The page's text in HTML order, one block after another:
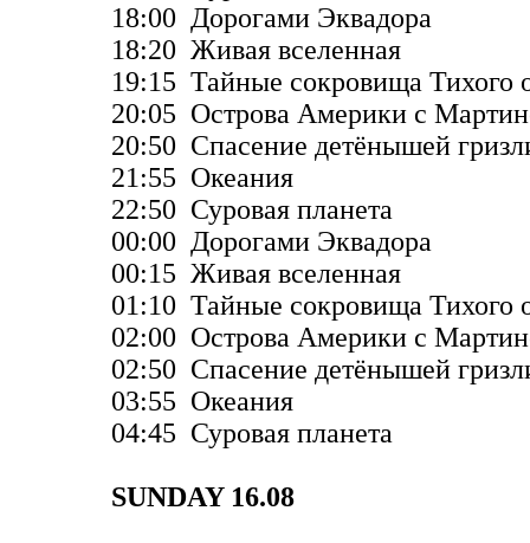
18:00 Дорогами Эквадора
18:20 Живая вселенная
19:15 Тайные сокровища Тихого
20:05 Острова Америки с
20:50 Спасение детёнышей
21:55 Океания
22:50 Суровая планета
00:00 Дорогами Эквадора
00:15 Живая вселенная
01:10 Тайные сокровища Тихого
02:00 Острова Америки с
02:50 Спасение детёнышей
03:55 Океания
04:45 Суровая планета
SUNDAY 16.08